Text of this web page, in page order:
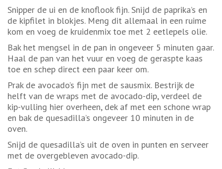
Snipper de ui en de knoflook fijn. Snijd de paprika’s en
de kipfilet in blokjes. Meng dit allemaal in een ruime
kom en voeg de kruidenmix toe met 2 eetlepels olie.
Bak het mengsel in de pan in ongeveer 5 minuten gaar.
Haal de pan van het vuur en voeg de geraspte kaas
toe en schep direct een paar keer om.
Prak de avocado’s fijn met de sausmix. Bestrijk de
helft van de wraps met de avocado-dip, verdeel de
kip-vulling hier overheen, dek af met een schone wrap
en bak de quesadilla’s ongeveer 10 minuten in de
oven.
Snijd de quesadilla’s uit de oven in punten en serveer
met de overgebleven avocado-dip.